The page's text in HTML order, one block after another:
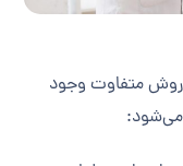
روش متفاوت وجود
می‌شود: